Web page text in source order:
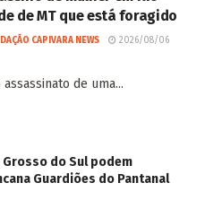
de MT que está foragido
CAPIVARA NEWS
2026/08/06
de uma...
do Sul podem
Guardiões do Pantanal